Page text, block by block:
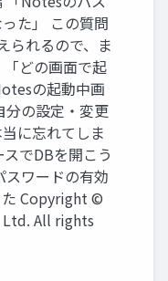
た」 この質問
られるので、ま
どの画面で起
の起動中画
の設定・変更
に忘れてしま
でDBを開こう
ワードの有効
た Copyright ©
Ltd. All rights